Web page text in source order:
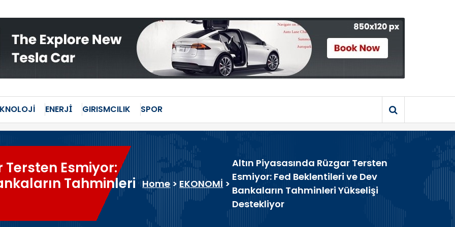
ENERJİ GIRISMCILIK SPOR
Tersten Esmiyor:
Tahminleri Home > EKONOMİ >
Altın Piyasasında Rüzgar Tersten
Esmiyor: Fed Beklentileri ve Dev
Bankaların Tahminleri Yükselişi
Destekliyor